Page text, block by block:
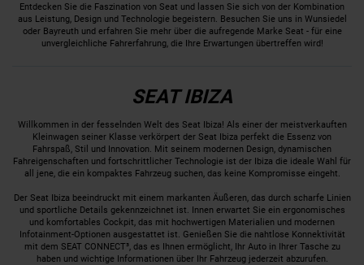
Entdecken Sie die Faszination von Seat und lassen Sie sich von der Kombination
aus Leistung, Design und Technologie begeistern. Besuchen Sie uns in Wunsiedel
oder Bayreuth und erfahren Sie mehr über die aufregende Marke Seat - für eine
unvergleichliche Fahrerfahrung, die Ihre Erwartungen übertreffen wird!
SEAT IBIZA
Willkommen in der fesselnden Welt des Seat Ibiza! Als einer der meistverkauften
Kleinwagen seiner Klasse verkörpert der Seat Ibiza perfekt die Essenz von
Fahrspaß, Stil und Innovation. Mit seinem modernen Design, dynamischen
Fahreigenschaften und fortschrittlicher Technologie ist der Ibiza die ideale Wahl für
all jene, die ein kompaktes Fahrzeug suchen, das keine Kompromisse eingeht.
Der Seat Ibiza beeindruckt mit einem markanten Äußeren, das durch scharfe Linien
und sportliche Details gekennzeichnet ist. Innen erwartet Sie ein ergonomisches
und komfortables Cockpit, das mit hochwertigen Materialien und modernen
Infotainment-Optionen ausgestattet ist. Genießen Sie die nahtlose Konnektivität
mit dem SEAT CONNECT³, das es Ihnen ermöglicht, Ihr Auto in Ihrer Tasche zu
haben und wichtige Informationen über Ihr Fahrzeug jederzeit abzurufen.